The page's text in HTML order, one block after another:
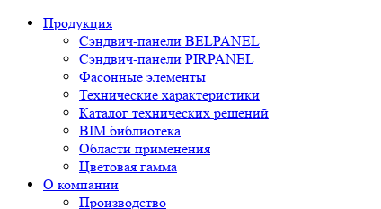
Продукция
Сэндвич-панели BELPANEL
Сэндвич-панели PIRPANEL
Фасонные элементы
Технические характеристики
Каталог технических решений
BIM библиотека
Области применения
Цветовая гамма
О компании
Производство